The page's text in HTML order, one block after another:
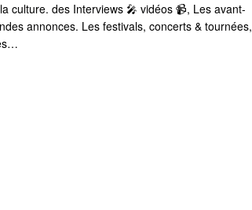
culture. des Interviews 🎤 vidéos 📹, Les avant-
annonces. Les festivals, concerts & tournées,